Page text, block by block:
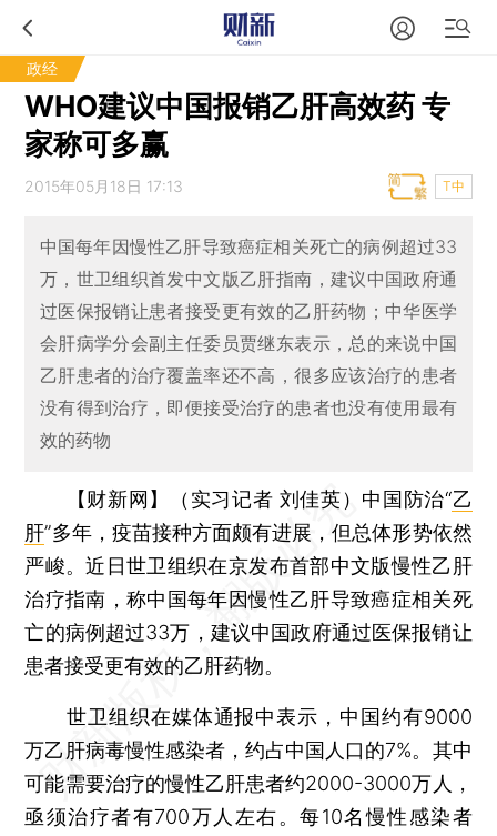
政经
WHO建议中国报销乙肝高效药 专
家称可多赢
2015年05月18日 17:13 T中
中国每年因慢性乙肝导致癌症相关死亡的病例超过33
万，世卫组织首发中文版乙肝指南，建议中国政府通
过医保报销让患者接受更有效的乙肝药物；中华医学
会肝病学分会副主任委员贾继东表示，总的来说中国
乙肝患者的治疗覆盖率还不高，很多应该治疗的患者
没有得到治疗，即便接受治疗的患者也没有使用最有
效的药物
【财新网】（实习记者 刘佳英） 中国防治“乙
肝”多年，疫苗接种方面颇有进展，但总体形势依然
严峻。近日世卫组织在京发布首部中文版慢性乙肝
治疗指南，称中国每年因慢性乙肝导致癌症相关死
亡的病例超过33万，建议中国政府通过医保报销让
患者接受更有效的乙肝药物。
世卫组织在媒体通报中表示，中国约有9000
万乙肝病毒慢性感染者，约占中国人口的7%。其中
可能需要治疗的慢性乙肝患者约2000-3000万人，
亟须治疗者有700万人左右。每10名慢性感染者